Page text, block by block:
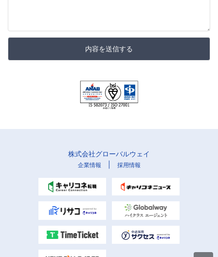
内容を送信する
株式会社グローバルウェイ
企業情報 採用情報